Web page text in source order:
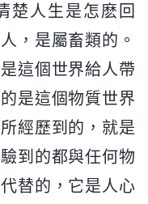
楚人生是怎麽回
，是屬畜類的。
這個世界給人帶
是這個物質世界
經歷到的，就是
到的都與任何物
替的，它是人心